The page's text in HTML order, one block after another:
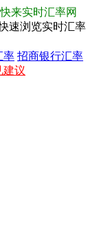
快来实时汇率网
速浏览实时汇率
率 招商银行汇率
建议